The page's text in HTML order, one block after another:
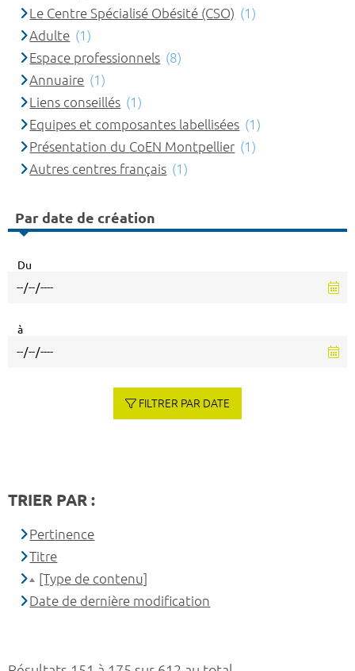
Le Centre Spécialisé Obésité (CSO) (1)
Adulte (1)
Espace professionnels (8)
Annuaire (1)
Liens conseillés (1)
Equipes et composantes labellisées (1)
Présentation du CoEN Montpellier (1)
Autres centres français (1)
Par date de création
Du
à
FILTRER PAR DATE
TRIER PAR :
Pertinence
Titre
[Type de contenu]
Date de dernière modification